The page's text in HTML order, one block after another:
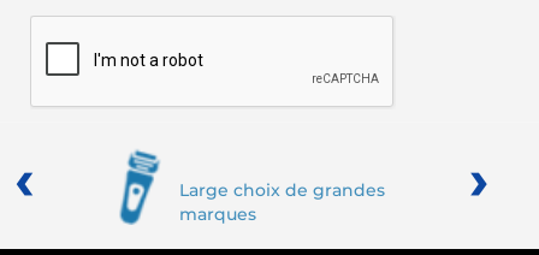
Large choix de grandes
marques
‹ ›